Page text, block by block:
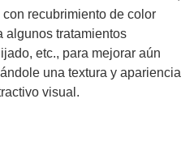
recubrimiento de color
algunos tratamientos
etc., para mejorar aún
una textura y apariencia
visual.